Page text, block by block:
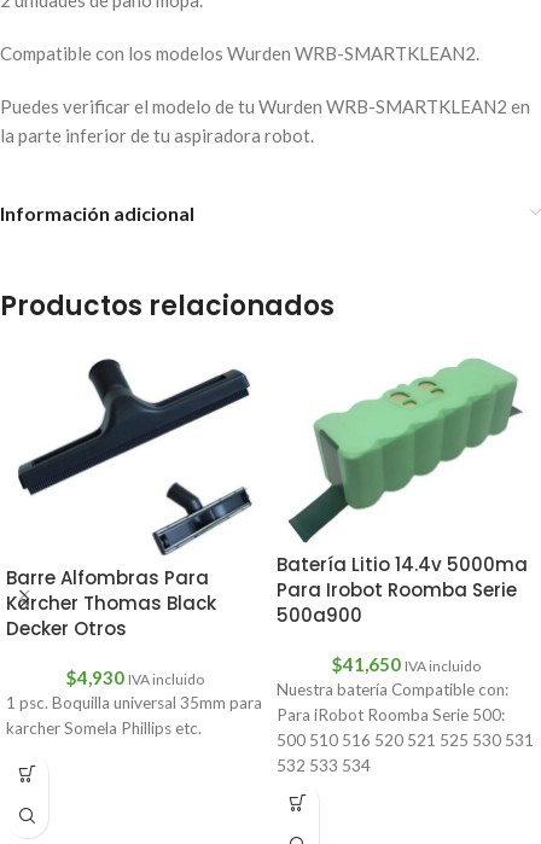
Compatible con los modelos Wurden WRB-SMARTKLEAN2.
Puedes verificar el modelo de tu Wurden WRB-SMARTKLEAN2 en
la parte inferior de tu aspiradora robot.
Información adicional
Productos relacionados
Barre Alfombras Para
Karcher Thomas Black
Decker Otros
$4,930 IVA incluido
1 psc. Boquilla universal 35mm para
karcher Somela Phillips etc.
Batería Litio 14.4v 5000ma
Para Irobot Roomba Serie
500a900
$41,650 IVA incluido
Nuestra batería Compatible con:
Para iRobot Roomba Serie 500:
500 510 516 520 521 525 530 531
532 533 534